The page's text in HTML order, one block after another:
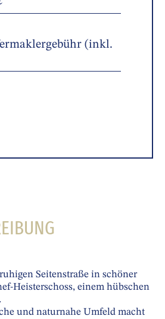
(inkl.
Seitenstraße in schöner
Heisterschoss, einem hübschen
und naturnahe Umfeld macht